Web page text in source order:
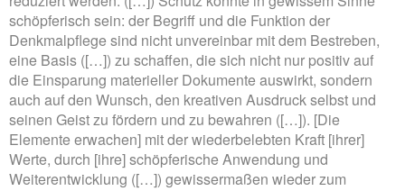
schöpferisch sein: der Begriff und die Funktion der
Denkmalpflege sind nicht unvereinbar mit dem Bestreben,
eine Basis ([…]) zu schaffen, die sich nicht nur positiv auf
die Einsparung materieller Dokumente auswirkt, sondern
auch auf den Wunsch, den kreativen Ausdruck selbst und
seinen Geist zu fördern und zu bewahren ([…]). [Die
Elemente erwachen] mit der wiederbelebten Kraft [ihrer]
Werte, durch [ihre] schöpferische Anwendung und
Weiterentwicklung ([…]) gewissermaßen wieder zum